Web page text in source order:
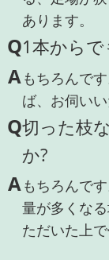
あります。
Q1本から
Aもちろんで
ば、お伺いい
Q切った枝
か?
Aもちろんで
量が多くな
ただいた上で